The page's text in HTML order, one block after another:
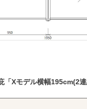
「Xモデル横幅195cm(2